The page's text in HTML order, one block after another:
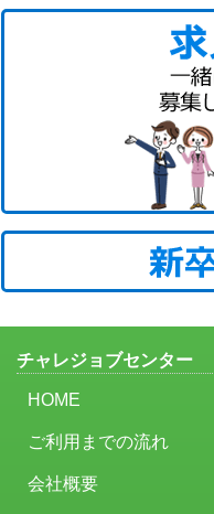
チャレジョブセンター
HOME
ご利用までの流れ
会社概要